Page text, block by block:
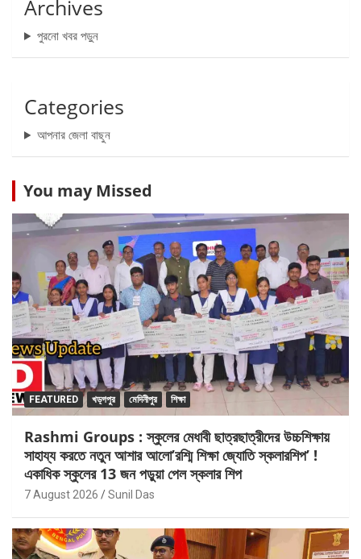
Archives
পুরনো খবর পড়ুন
Categories
আপনার জেলা বাছুন
You may Missed
FEATURED খড়্গপুর মেদিনীপুর শিক্ষা
Rashmi Groups : স্কুলের মেধাবী ছাত্রছাত্রীদের উচ্চশিক্ষায়
সাহায্য করতে নতুন আশার আলো’রশ্মি শিক্ষা জ্যোতি স্কলারশিপ’ !
একাধিক স্কুলের 13 জন পড়ুয়া পেল স্কলার শিপ
7 August 2026 Sunil Das